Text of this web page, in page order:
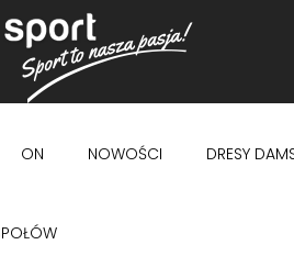
ON NOWOŚCI DRESY